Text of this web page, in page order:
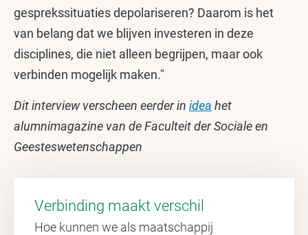
gesprekssituaties depolariseren? Daarom is het
van belang dat we blijven investeren in deze
disciplines, die niet alleen begrijpen, maar ook
verbinden mogelijk maken."
Dit interview verscheen eerder in idea het
alumnimagazine van de Faculteit der Sociale en
Geesteswetenschappen
Verbinding maakt verschil
Hoe kunnen we als maatschappij